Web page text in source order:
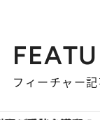
フィーチャー